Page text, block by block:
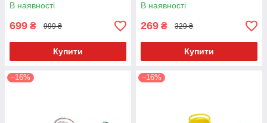
В наявності
699 ₴ 999 ₴
Купити
В наявності
269 ₴ 329 ₴
Купити
–16% –16%